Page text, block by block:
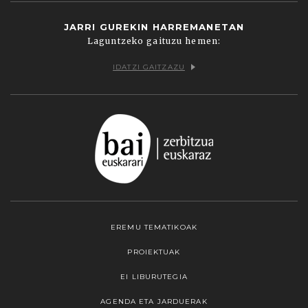
JARRI GUREKIN HARREMANETAN
Laguntzeko gaituzu hemen:
IDATZI GAITZAZU
EREMU TEMATIKOAK
PROIEKTUAK
EI LIBURUTEGIA
AGENDA ETA JARDUERAK